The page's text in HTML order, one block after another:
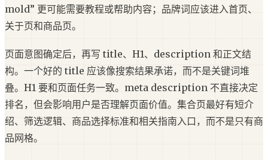
mold” 更可能需要教程或帮助内容；品牌词应该进入首页、
关于页和商品页。
页面意图确定后，再写 title、H1、description 和正文结
构。一个好的 title 应该像搜索结果承诺，而不是关键词堆
叠。H1 要和页面任务一致。meta description 不直接决定
排名，但会影响用户是否理解页面价值。集合页最好有短介
绍、筛选逻辑、商品选择标准和相关指南入口，而不是只有商
品网格。